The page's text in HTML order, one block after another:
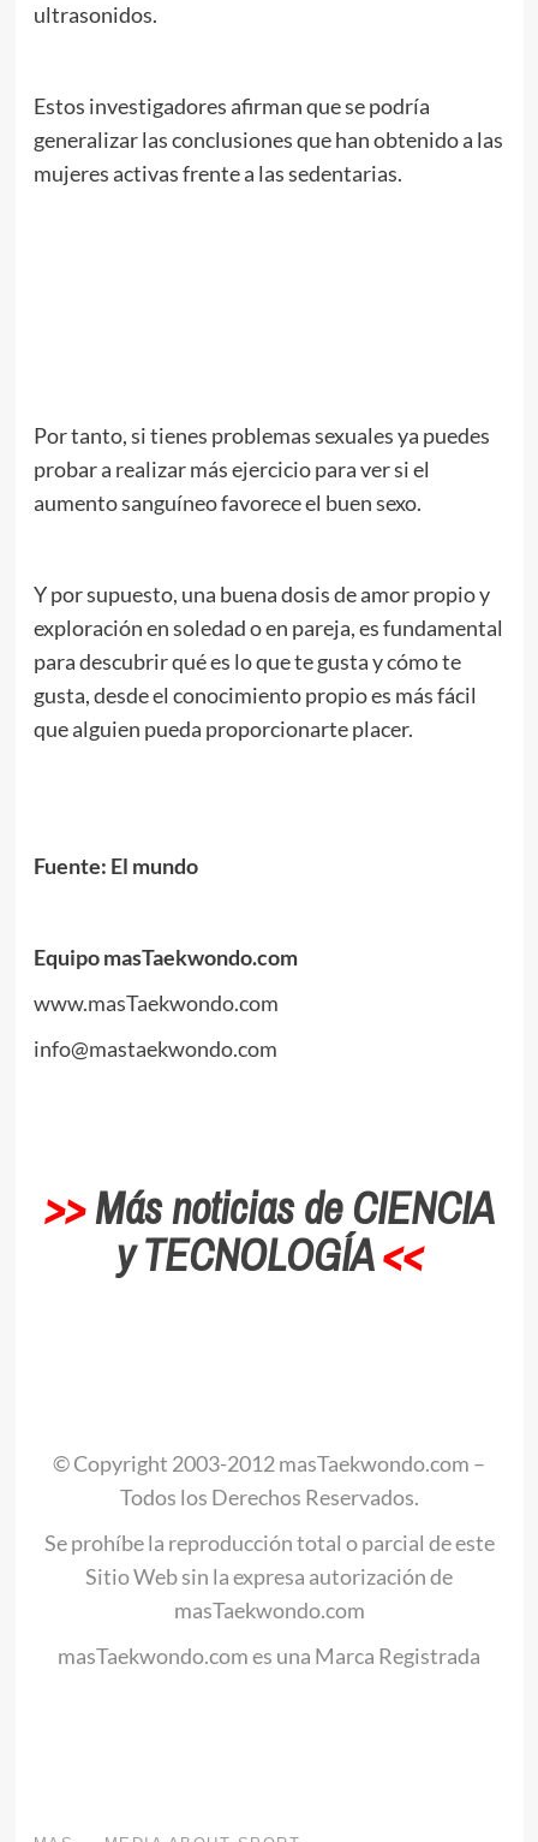
ultrasonidos.
Estos investigadores afirman que se podría
generalizar las conclusiones que han obtenido a las
mujeres activas frente a las sedentarias.
Por tanto, si tienes problemas sexuales ya puedes
probar a realizar más ejercicio para ver si el
aumento sanguíneo favorece el buen sexo.
Y por supuesto, una buena dosis de amor propio y
exploración en soledad o en pareja, es fundamental
para descubrir qué es lo que te gusta y cómo te
gusta, desde el conocimiento propio es más fácil
que alguien pueda proporcionarte placer.
Fuente: El mundo
Equipo masTaekwondo.com
www.masTaekwondo.com
info@mastaekwondo.com
>>Más noticias de CIENCIA
y TECNOLOGÍA<<
© Copyright 2003-2012 masTaekwondo.com –
Todos los Derechos Reservados.
Se prohíbe la reproducción total o parcial de este
Sitio Web sin la expresa autorización de
masTaekwondo.com
masTaekwondo.com es una Marca Registrada